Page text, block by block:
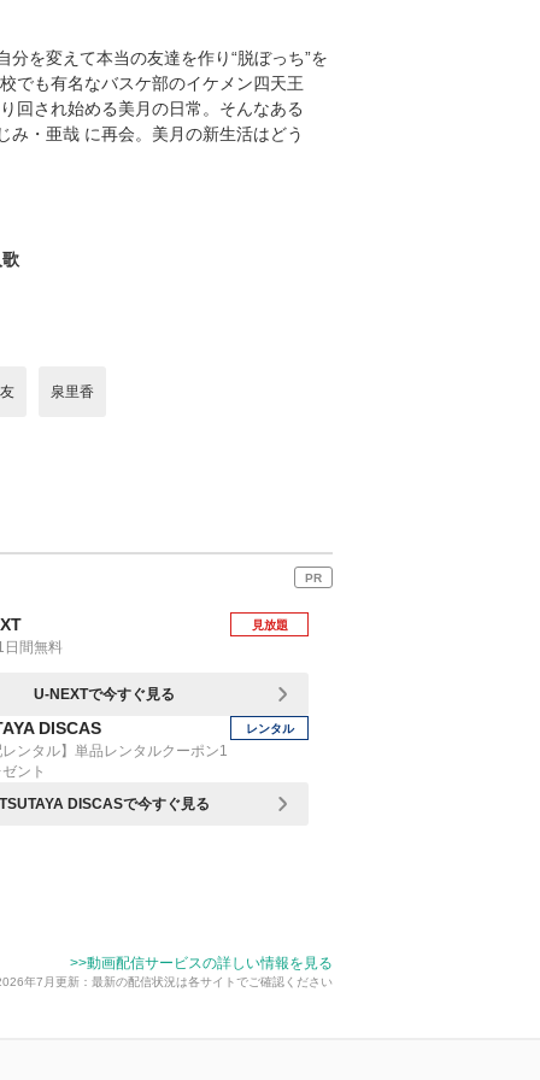
を変えて本当の友達を作り“脱ぼっち”を
でも有名なバスケ部のイケメン四天王
回され始める美月の日常。そんなある
・亜哉 に再会。美月の新生活はどう
泉里香
PR
日間無料
見放題
U-NEXTで今すぐ見る
DISCAS
ンタル】単品レンタルクーポン1
ント
レンタル
DISCASで今すぐ見る
>>動画配信サービスの詳しい情報を見る
年7月更新：最新の配信状況は各サイトでご確認ください